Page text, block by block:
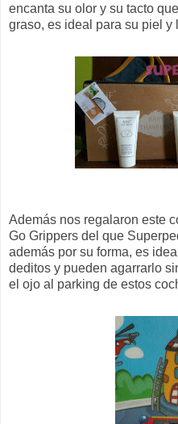
encanta su olor y su tacto
graso, es ideal para su piel y
Además nos regalaron este
Go Grippers del que
además por su forma, es
deditos y pueden agarrarlo
el ojo al parking de estos